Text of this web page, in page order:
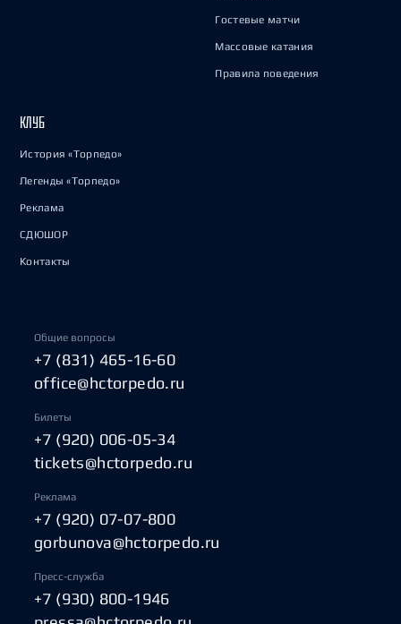
Гостевые матчи
Массовые катания
Правила поведения
КЛУБ
История «Торпедо»
Легенды «Торпедо»
Реклама
СДЮШОР
Контакты
Общие вопросы
+7 (831) 465-16-60
office@hctorpedo.ru
Билеты
+7 (920) 006-05-34
tickets@hctorpedo.ru
Реклама
+7 (920) 07-07-800
gorbunova@hctorpedo.ru
Пресс-служба
+7 (930) 800-1946